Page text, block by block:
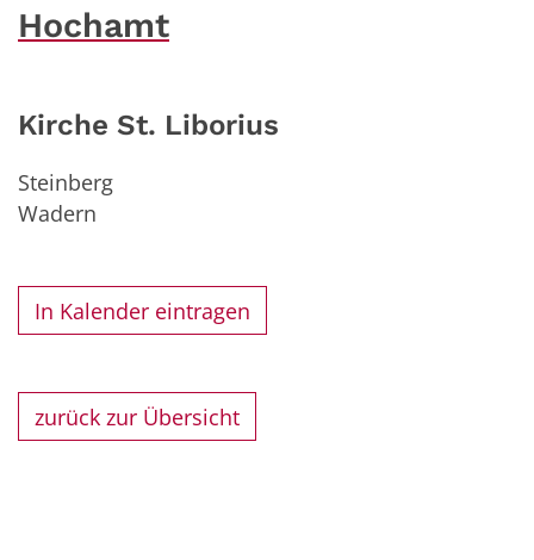
Hochamt
Kirche St. Liborius
Steinberg
Wadern
In Kalender eintragen
zurück zur Übersicht